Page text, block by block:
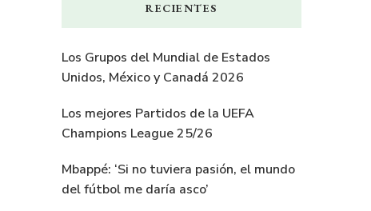
RECIENTES
Los Grupos del Mundial de Estados
Unidos, México y Canadá 2026
Los mejores Partidos de la UEFA
Champions League 25/26
Mbappé: ‘Si no tuviera pasión, el mundo
del fútbol me daría asco’